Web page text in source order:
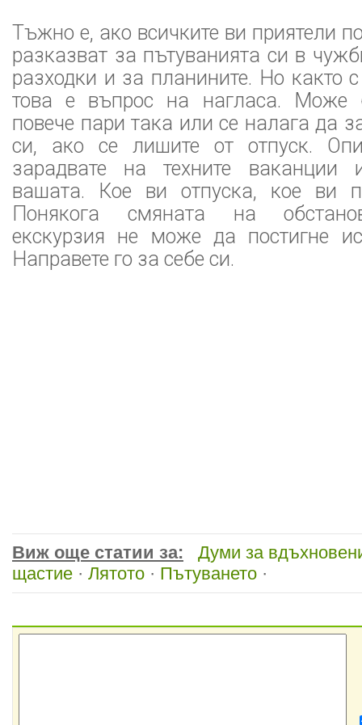
Тъжно е, ако всичките ви приятели
разказват за пътуванията си в
разходки и за планините. Но както
това е въпрос на нагласа. Може
повече пари така или се налага да
си, ако се лишите от отпуск.
зарадвате на техните ваканции
вашата. Кое ви отпуска, кое ви
Понякога смяната на
екскурзия не може да постигне
Направете го за себе си.
Виж още статии за:
Думи за
щастие · Лятото · Пътуването ·